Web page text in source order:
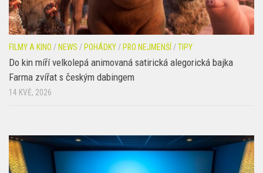
FILMY A KINO/NEWS /POHÁDKY/PRO NEJMENŠÍ /TIPY
Do kin míří velkolepá animovaná satirická alegorická bajka
Farma zvířat s českým dabingem
14 KVĚ, 2026